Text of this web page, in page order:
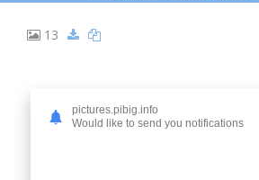
13
pictures.pibig.info
Would like to send you notifications